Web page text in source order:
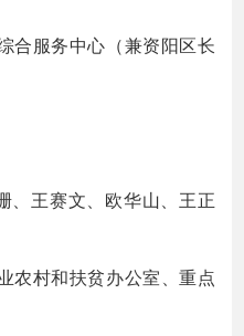
合服务中心（兼资阳区长
王赛文、欧华山、王正
农村和扶贫办公室、重点